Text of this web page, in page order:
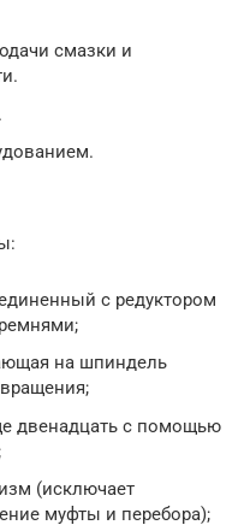
смазки и
с редуктором
на шпиндель
двенадцать с помощью
(исключает
муфты и перебора);